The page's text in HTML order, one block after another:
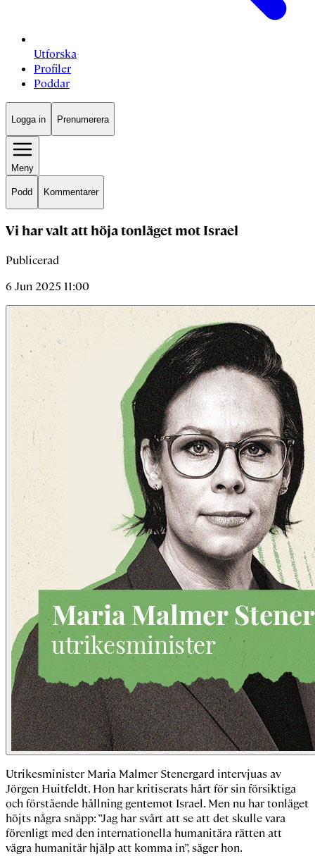
Utforska
Profiler
Poddar
Logga in Prenumerera
Meny
Podd Kommentarer
Vi har valt att höja tonläget mot Israel
Publicerad
6 Jun 2025 11:00
Utrikesminister Maria Malmer Stenergard intervjuas av
Jörgen Huitfeldt. Hon har kritiserats hårt för sin försiktiga
och förstående hållning gentemot Israel. Men nu har tonläget
höjts några snäpp: ”Jag har svårt att se att det skulle vara
förenligt med den internationella humanitära rätten att
vägra humanitär hjälp att komma in”, säger hon.